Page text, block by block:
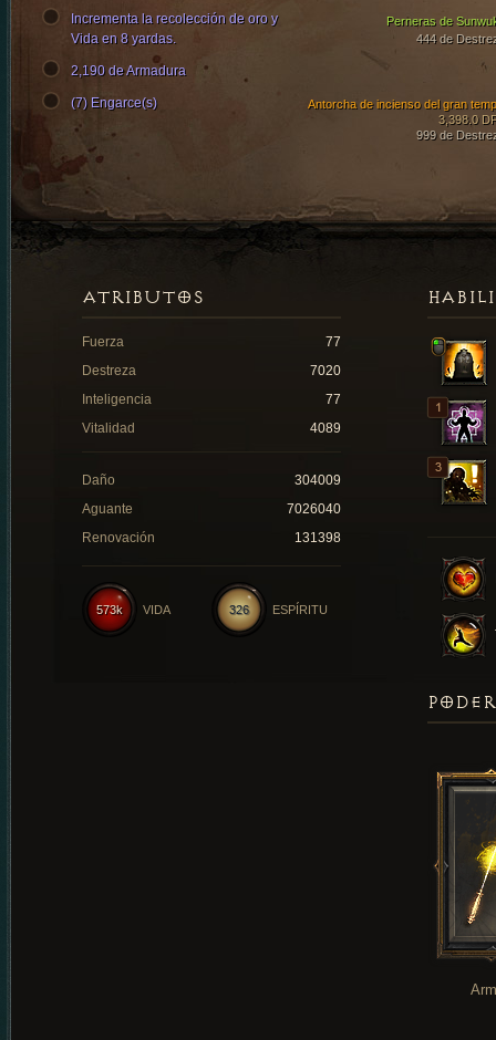
Perneras de
444 de
Antorcha de incienso del gran
3,398.0
999 de
Incrementa la recolección de oro y
Vida en 8 yardas.
2,190 de Armadura
(7) Engarce(s)
ATRIBUTOS
Fuerza
77
Destreza
7020
Inteligencia
77
Vitalidad
4089
Daño
304009
Aguante
7026040
Renovación
131398
326 ESPÍRITU
573k VIDA